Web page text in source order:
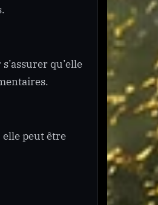
qu’elle
peut être